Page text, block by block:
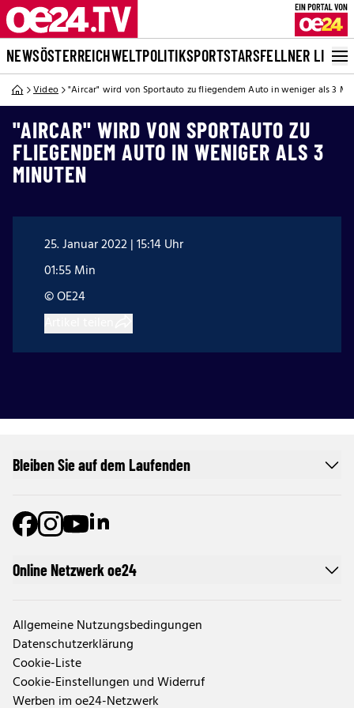
NEWSÖSTERREICHWELTPOLITIKSPORTSTARSFELLNER LIVE
Video "Aircar" wird von Sportauto zu fliegendem Auto in weniger als 3
"AIRCAR" WIRD VON SPORTAUTO ZU
FLIEGENDEM AUTO IN WENIGER ALS 3
MINUTEN
25. Januar 2022 | 15:14 Uhr
01:55 Min
© OE24
Online Netzwerk oe24
Allgemeine Nutzungsbedingungen
Datenschutzerklärung
Cookie-Liste
Cookie-Einstellungen und Widerruf
Werben im oe24-Netzwerk
Bleiben Sie auf dem Laufenden